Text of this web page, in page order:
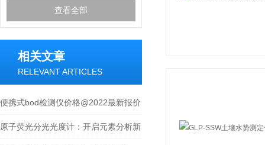
查看全部
相关文章
RELEVANT ARTICLES
便携式bod检测仪价格@2022最新报价
原子荧光分光光度计：开启元素分析新